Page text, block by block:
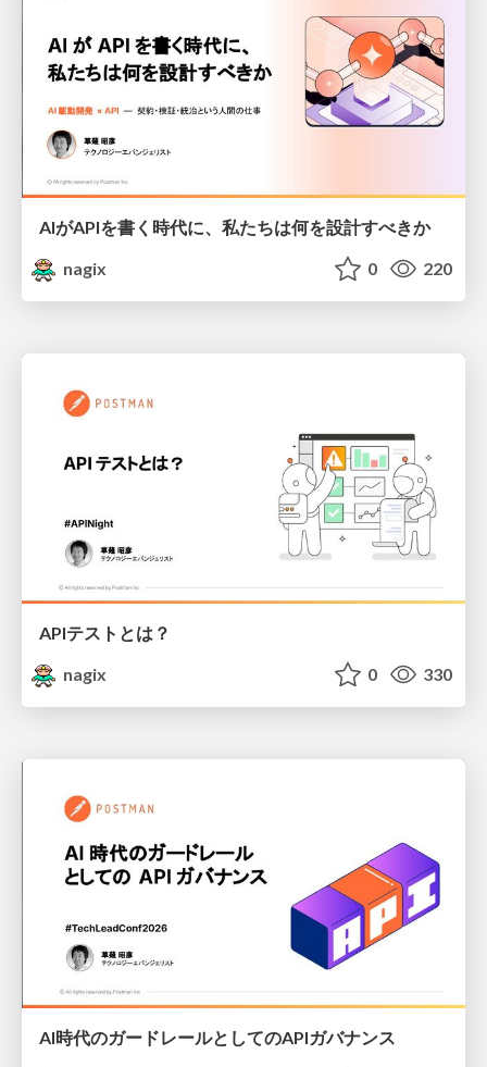
AIがAPIを書く時代に、私たちは何を設計すべきか
nagix
0 220
APIテストとは？
nagix
0 330
AI時代のガードレールとしてのAPIガバナンス